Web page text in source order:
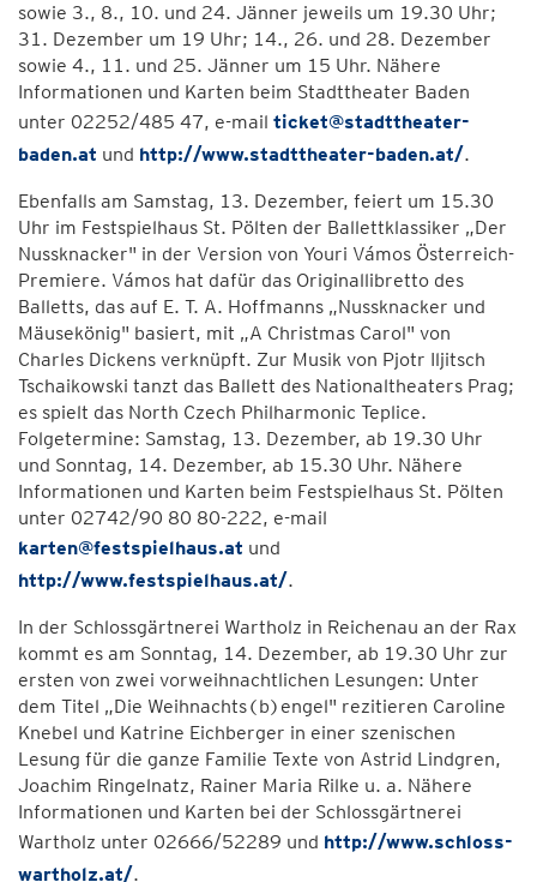
sowie 3., 8., 10. und 24. Jänner jeweils um 19.30 Uhr;
31. Dezember um 19 Uhr; 14., 26. und 28. Dezember
sowie 4., 11. und 25. Jänner um 15 Uhr. Nähere
Informationen und Karten beim Stadttheater Baden
unter 02252/485 47, e-mail ticket@stadttheater-
baden.at und http://www.stadttheater-baden.at/.
Ebenfalls am Samstag, 13. Dezember, feiert um 15.30
Uhr im Festspielhaus St. Pölten der Ballettklassiker „Der
Nussknacker" in der Version von Youri Vámos Österreich-
Premiere. Vámos hat dafür das Originallibretto des
Balletts, das auf E. T. A. Hoffmanns „Nussknacker und
Mäusekönig" basiert, mit „A Christmas Carol" von
Charles Dickens verknüpft. Zur Musik von Pjotr Iljitsch
Tschaikowski tanzt das Ballett des Nationaltheaters Prag;
es spielt das North Czech Philharmonic Teplice.
Folgetermine: Samstag, 13. Dezember, ab 19.30 Uhr
und Sonntag, 14. Dezember, ab 15.30 Uhr. Nähere
Informationen und Karten beim Festspielhaus St. Pölten
unter 02742/90 80 80-222, e-mail
karten@festspielhaus.at und
http://www.festspielhaus.at/.
In der Schlossgärtnerei Wartholz in Reichenau an der Rax
kommt es am Sonntag, 14. Dezember, ab 19.30 Uhr zur
ersten von zwei vorweihnachtlichen Lesungen: Unter
dem Titel „Die Weihnachts(b)engel" rezitieren Caroline
Knebel und Katrine Eichberger in einer szenischen
Lesung für die ganze Familie Texte von Astrid Lindgren,
Joachim Ringelnatz, Rainer Maria Rilke u. a. Nähere
Informationen und Karten bei der Schlossgärtnerei
Wartholz unter 02666/52289 und http://www.schloss-
wartholz.at/.